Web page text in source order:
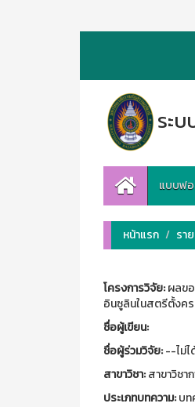
ระ
แบบฟอ
หน้าแรก รา
โครงการวิจัย:ผลข
อินซูลินในสตรีตั้งคร
ชื่อผู้เขียน:
ชื่อผู้ร่วมวิจัย:--ไม่
สาขาวิชา:สาขาวิชา
ประเภทบทความ:บท